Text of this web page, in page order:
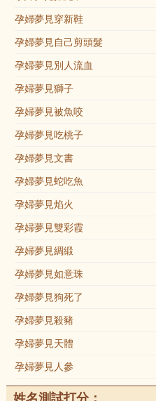
孕婦夢見穿新鞋
孕婦夢見自己剪頭髮
孕婦夢見別人流血
孕婦夢見獅子
孕婦夢見被魚咬
孕婦夢見吃桃子
孕婦夢見文書
孕婦夢見蛇吃魚
孕婦夢見焰火
孕婦夢見雙彩霞
孕婦夢見綢緞
孕婦夢見如意珠
孕婦夢見狗死了
孕婦夢見殺豬
孕婦夢見天體
孕婦夢見人參
姓名測試打分：